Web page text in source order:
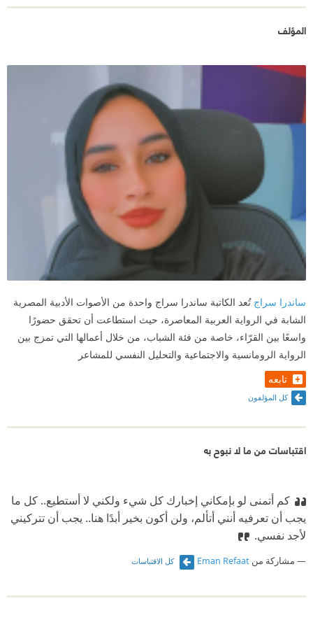
المؤلف
ساندرا سراج تُعد الكاتبة ساندرا سراج واحدة من الأصوات الأدبية المصرية
الشابة في الرواية العربية المعاصرة، حيث استطاعت أن تحقق حضورًا
واسعًا بين القرّاء، خاصة من فئة الشباب، من خلال أعمالها التي تمزج بين
الرواية الرومانسية والاجتماعية والتحليل النفسي للمشاعر
تابعه
كل المؤلفون
اقتباسات من ما لا نبوح به
كم أتمنى لو بإمكاني إخبارك كل شيء ولكني لا أستطيع.. كل ما
يجب أن تعرفيه أنني أتألم، ولن أكون بخير أبدًا هنا.. يجب أن تتركيني
لأجد نفسي.
مشاركة من Eman Refaat كل الاقتباسات